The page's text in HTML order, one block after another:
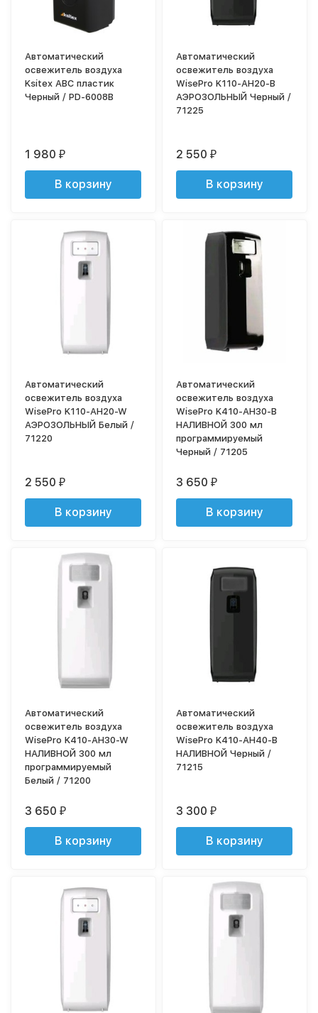
Автоматический
освежитель воздуха
Ksitex ABC пластик
Черный / PD-6008B
1 980₽
В корзину
Автоматический
освежитель воздуха
WisePro K110-AH20-B
АЭРОЗОЛЬНЫЙ Черный /
71225
2 550₽
В корзину
Автоматический
освежитель воздуха
WisePro K110-AH20-W
АЭРОЗОЛЬНЫЙ Белый /
71220
2 550₽
В корзину
Автоматический
освежитель воздуха
WisePro K410-AH30-B
НАЛИВНОЙ 300 мл
программируемый
Черный / 71205
3 650₽
В корзину
Автоматический
освежитель воздуха
WisePro K410-AH30-W
НАЛИВНОЙ 300 мл
программируемый
Белый / 71200
3 650₽
В корзину
Автоматический
освежитель воздуха
WisePro K410-AH40-B
НАЛИВНОЙ Черный /
71215
3 300₽
В корзину